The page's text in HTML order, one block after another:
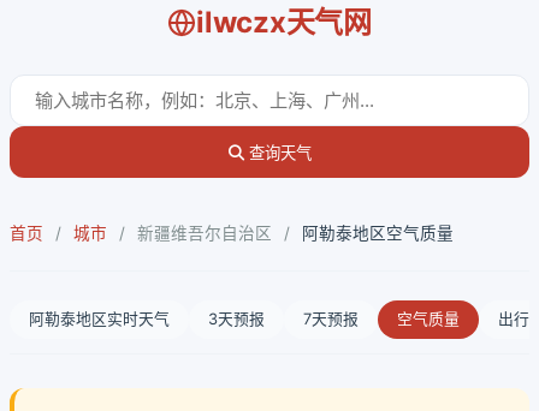
ilwczx天气网
查询天气
首页 / 城市 / 新疆维吾尔自治区 / 阿勒泰地区空气质量
阿勒泰地区实时天气 3天预报 7天预报 空气质量 出行